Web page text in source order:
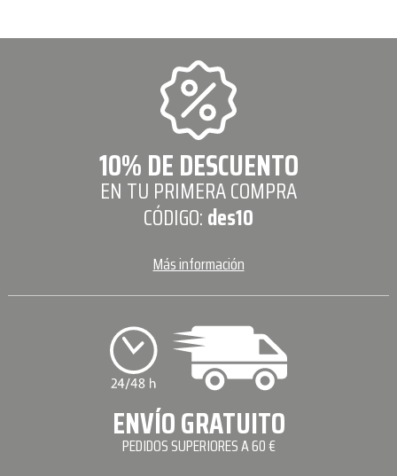
10% DE DESCUENTO
EN TU PRIMERA COMPRA
CÓDIGO:des10
Más información
ENVÍO GRATUITO
PEDIDOS SUPERIORES A 60 €